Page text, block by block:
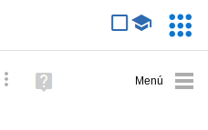
Búsqueda avanzada
Ayuda
(en